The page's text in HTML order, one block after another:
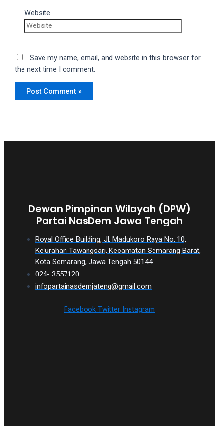
Website
Save my name, email, and website in this browser for
the next time I comment.
Dewan Pimpinan Wilayah (DPW)
Partai NasDem Jawa Tengah
Royal Office Building, Jl. Madukoro Raya No. 10,
Kelurahan Tawangsari, Kecamatan Semarang Barat,
Kota Semarang, Jawa Tengah 50144
024- 3557120
infopartainasdemjateng@gmail.com
Facebook Twitter Instagram